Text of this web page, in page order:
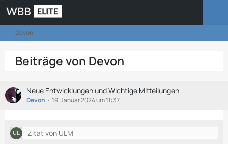
Devon
Beiträge von Devon
Neue Entwicklungen und Wichtige Mitteilungen
Devon 19. Januar 2024 um 11:37
Zitat von ULM